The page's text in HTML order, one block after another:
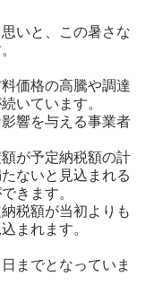
いと、この暑さな
価格の高騰や調達
いています。
響を与える事業者
が予定納税額の計
ないと見込まれる
きます。
税額が当初よりも
まれます。
までとなっていま